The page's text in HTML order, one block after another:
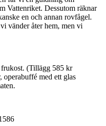
Vattenriket. Dessutom räknar
en och annan rovfågel.
vänder åter hem, men vi
(Tillägg 585 kr
operabuffé med ett glas